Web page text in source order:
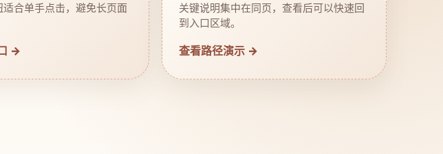
适合单手点击，避免长页面
→
关键说明集中在同页，查看后可以快速回
到入口区域。
查看路径演示 →